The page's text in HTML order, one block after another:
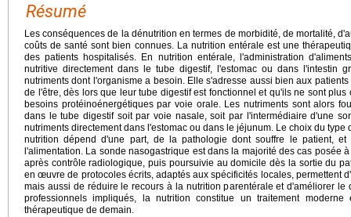
Résumé
Les conséquences de la dénutrition en termes de morbidité, de mortalité,
coûts de santé sont bien connues. La nutrition entérale est une
des patients hospitalisés. En nutrition entérale, l'administration
nutritive directement dans le tube digestif, l'estomac ou dans l'intestin
nutriments dont l'organisme a besoin. Elle s'adresse aussi bien aux
de l'être, dès lors que leur tube digestif est fonctionnel et qu'ils ne sont
besoins protéinoénergétiques par voie orale. Les nutriments sont alors
dans le tube digestif soit par voie nasale, soit par l'intermédiaire d'une
nutriments directement dans l'estomac ou dans le jéjunum. Le choix du
nutrition dépend d'une part, de la pathologie dont souffre le patient,
l'alimentation. La sonde nasogastrique est dans la majorité des cas posée
après contrôle radiologique, puis poursuivie au domicile dès la sortie du
en œuvre de protocoles écrits, adaptés aux spécificités locales, permettent
mais aussi de réduire le recours à la nutrition parentérale et d'améliorer le
professionnels impliqués, la nutrition constitue un traitement
thérapeutique de demain.